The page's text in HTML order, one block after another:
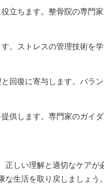
立ちます。整骨院の専門
。ストレスの管理技術を
回復に寄与します。バラ
供します。専門家のガイ
しい理解と適切なケアが
生活を取り戻しましょう